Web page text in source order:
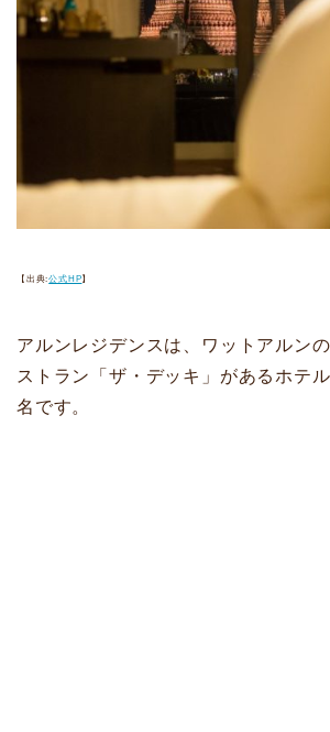
【出典:公式HP】
アルンレジデンスは、ワットアルン
ストラン「ザ・デッキ」があるホテ
名です。